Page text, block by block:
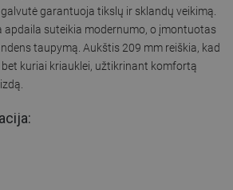
garantuoja tikslų ir sklandų veikimą.
apdaila suteikia modernumo, o įmontuotas
taupymą. Aukštis 209 mm reiškia, kad
kuriai kriauklei, užtikrinant komfortą